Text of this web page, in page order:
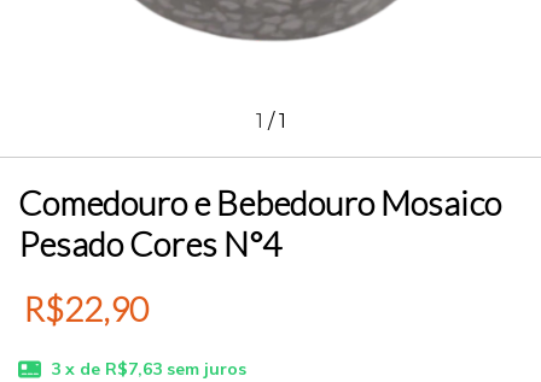
1 /1
Comedouro e Bebedouro Mosaico
Pesado Cores N°4
R$22,90
3 x de R$7,63 sem juros